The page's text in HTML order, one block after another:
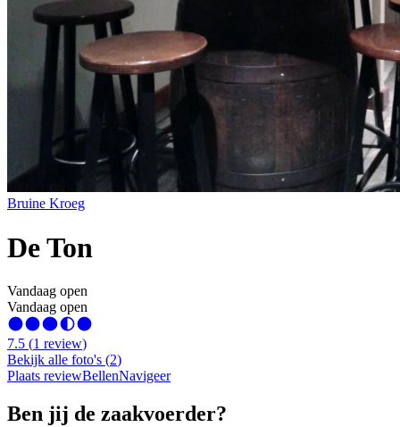
Bruine Kroeg
De Ton
Vandaag open
Vandaag open
7.5 (1 review)
Bekijk alle foto's (2)
Plaats reviewBellenNavigeer
Ben jij de zaakvoerder?